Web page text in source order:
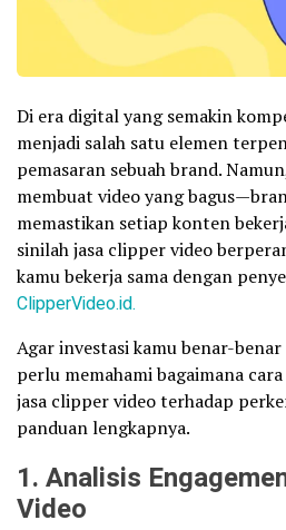
Di era digital yang semakin
menjadi salah satu elemen
pemasaran sebuah brand.
membuat video yang
memastikan setiap konten
sinilah jasa clipper video
kamu bekerja sama dengan
ClipperVideo.id.
Agar investasi kamu benar-
perlu memahami bagaimana
jasa clipper video terhadap
panduan lengkapnya.
1. Analisis
Video